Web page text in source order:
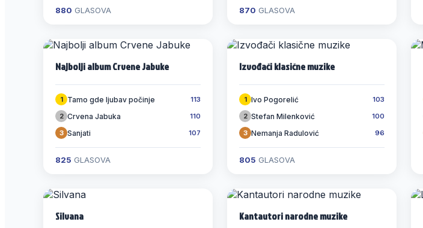
880 GLASOVA 870 GLASOVA
Najbolji album Crvene Jabuke
1 Tamo gde ljubav počinje
113
2 Crvena Jabuka
110
3 Sanjati 107
825 GLASOVA
Izvođači klasične muzike
1 Ivo Pogorelić
103
2 Stefan Milenković
100
3 Nemanja Radulović 96
805 GLASOVA
Silvana Kantautori narodne muzike